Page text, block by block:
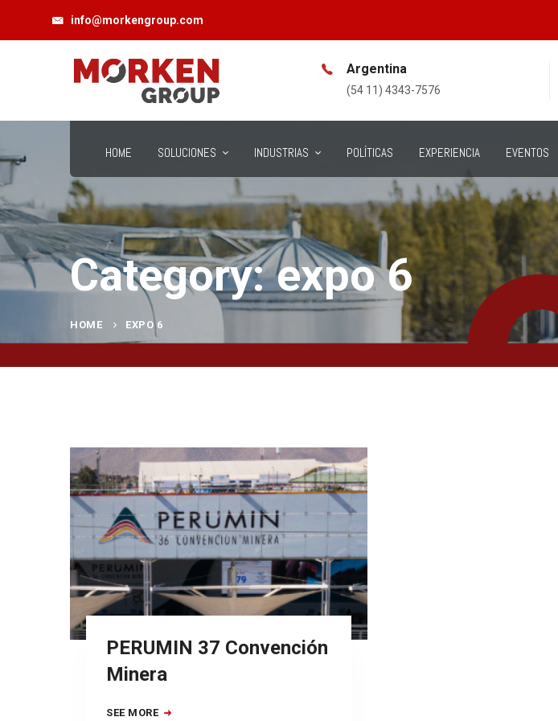
info@morkengroup.com
Consultenos
info@morkengroup.com
Argentina
(54 11) 4343-7576
HOME SOLUCIONES INDUSTRIAS POLÍTICAS EXPERIENCIA EVENTOS
Category: expo 6
HOME EXPO 6
PERUMIN 37 Convención
Minera
SEE MORE